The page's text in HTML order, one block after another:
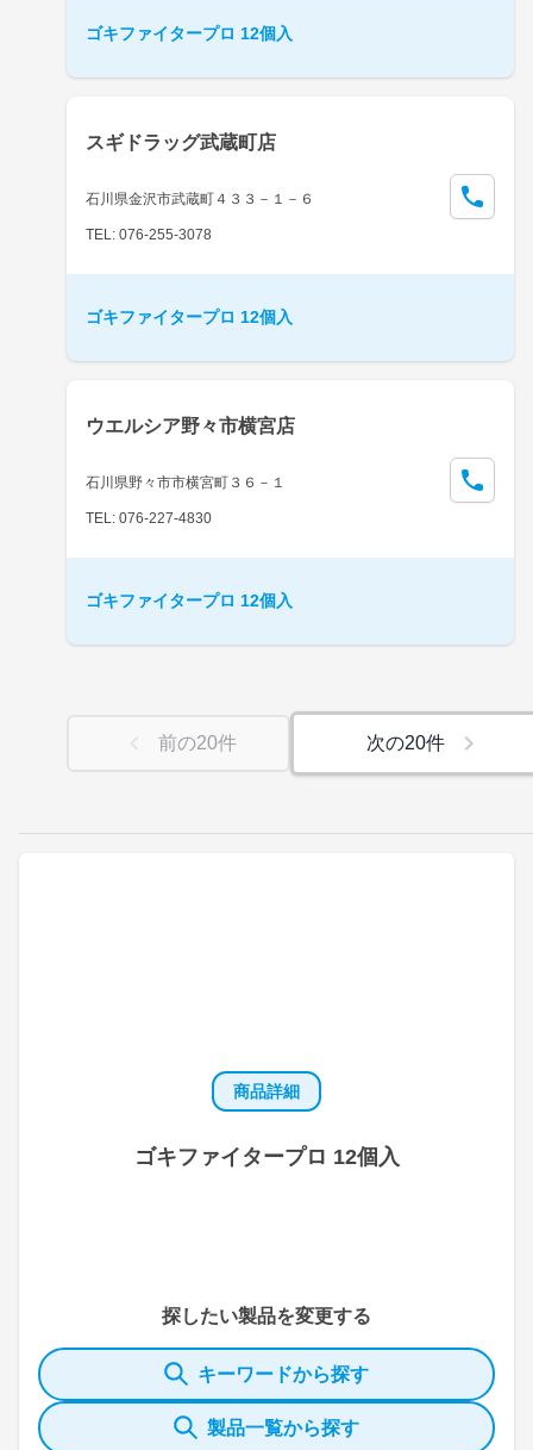
商品詳細
ゴキファイタープロ 12個入
探したい製品を変更する
キーワードから探す
製品一覧から探す
ゴキファイタープロ 12個入
スギドラッグ武蔵町店
石川県金沢市武蔵町４３３－１－６
TEL: 076-255-3078
ゴキファイタープロ 12個入
ウエルシア野々市横宮店
石川県野々市市横宮町３６－１
TEL: 076-227-4830
ゴキファイタープロ 12個入
前の20件 次の20件